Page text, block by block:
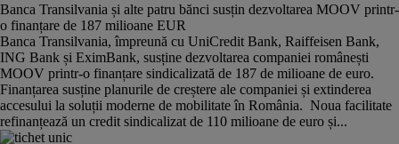
Banca Transilvania și alte patru bănci susțin dezvoltarea MOOV printr-
o finanțare de 187 milioane EUR
Banca Transilvania, împreună cu UniCredit Bank, Raiffeisen Bank,
ING Bank și EximBank, susține dezvoltarea companiei românești
MOOV printr-o finanțare sindicalizată de 187 de milioane de euro.
Finanțarea susține planurile de creștere ale companiei și extinderea
accesului la soluții moderne de mobilitate în România. Noua facilitate
refinanțează un credit sindicalizat de 110 milioane de euro și...